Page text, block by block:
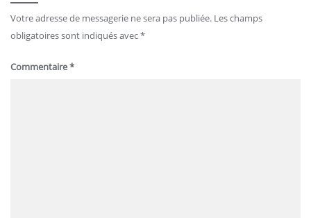
Votre adresse de messagerie ne sera pas publiée. Les champs
obligatoires sont indiqués avec*
Commentaire*